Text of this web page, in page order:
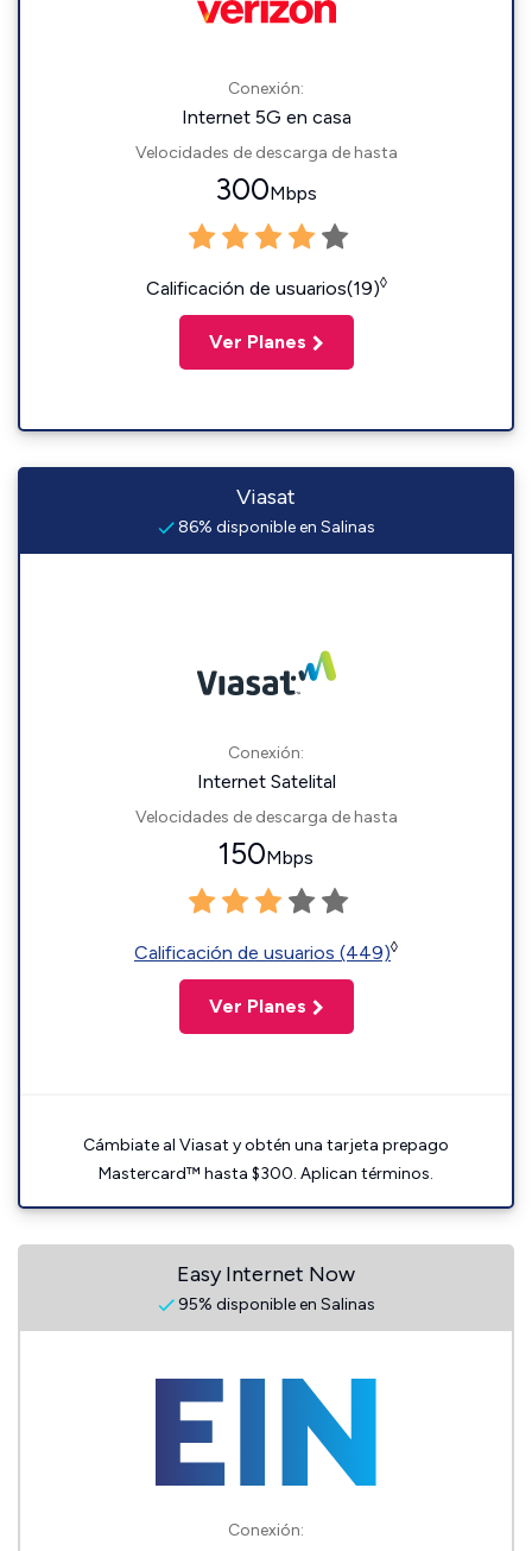
Conexión:
Internet 5G en casa
Velocidades de descarga de hasta
300Mbps
Calificación de usuarios(19)◊
Ver Planes
Viasat
86% disponible en Salinas
Conexión:
Internet Satelital
Velocidades de descarga de hasta
150Mbps
Calificación de usuarios (449)◊
Ver Planes
Cámbiate al Viasat y obtén una tarjeta prepago
Mastercard™ hasta $300. Aplican términos.
Easy Internet Now
95% disponible en Salinas
Conexión: